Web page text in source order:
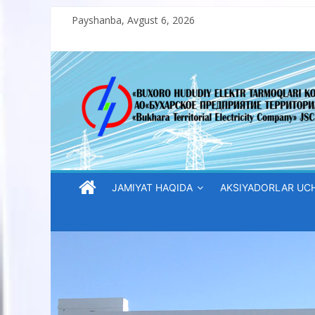
content
Payshanba, Avgust 6, 2026
“Buxoro
hududiy
elektr
tarmoqlari
korxonasi”
“Buxoro
JAMIYAT HAQIDA AKSIYADORLAR